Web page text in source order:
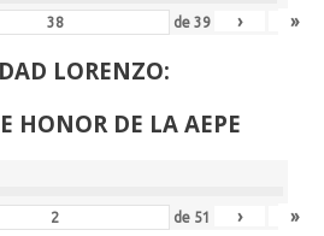
de39 › »
LORENZO:
HONOR DE LA AEPE
de 51 › »